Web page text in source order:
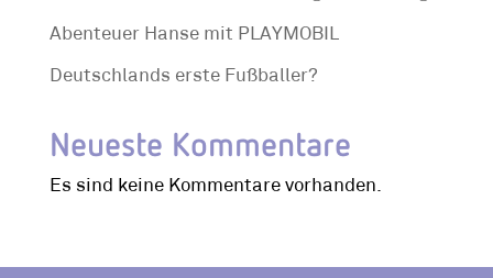
Abenteuer Hanse mit PLAYMOBIL
Deutschlands erste Fußballer?
Neueste Kommentare
Es sind keine Kommentare vorhanden.